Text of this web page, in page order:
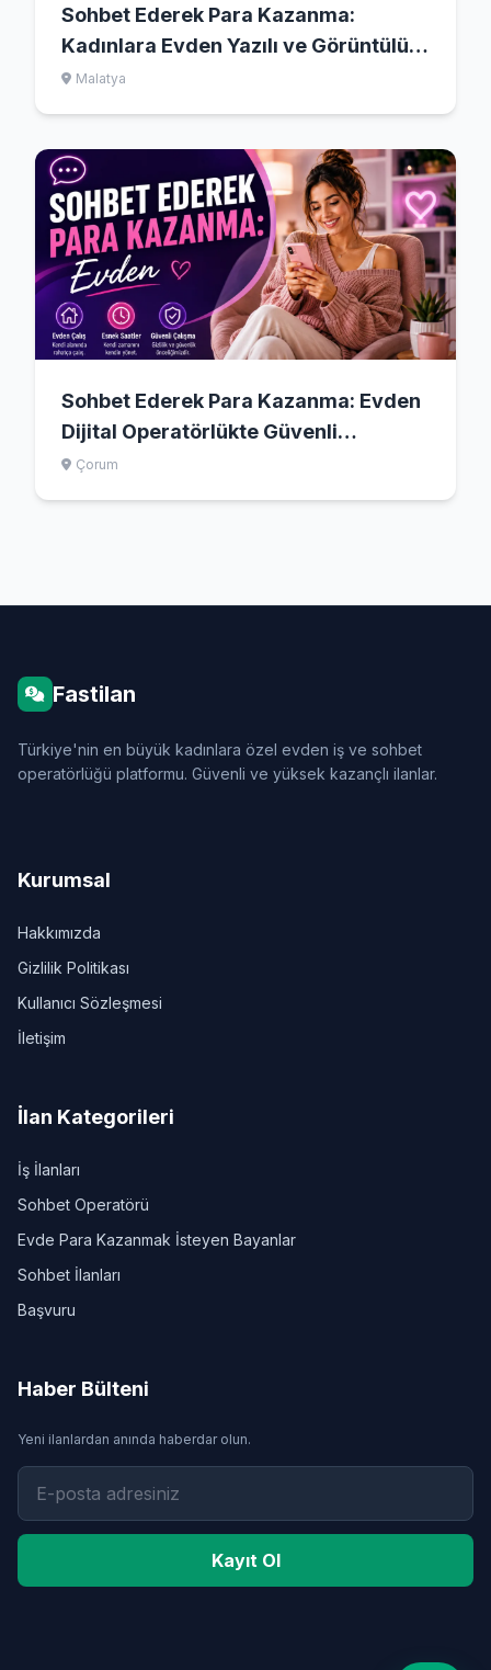
Sohbet Ederek Para Kazanma:
Kadınlara Evden Yazılı ve Görüntülü
Dijital Operatörlük Rehberi
Malatya
Sohbet Ederek Para Kazanma: Evden
Dijital Operatörlükte Güvenli
Başlangıç
Çorum
Fastilan
Türkiye'nin en büyük kadınlara özel evden iş ve sohbet
operatörlüğü platformu. Güvenli ve yüksek kazançlı ilanlar.
Kurumsal
Hakkımızda
Gizlilik Politikası
Kullanıcı Sözleşmesi
İletişim
İlan Kategorileri
İş İlanları
Sohbet Operatörü
Evde Para Kazanmak İsteyen Bayanlar
Sohbet İlanları
Başvuru
Haber Bülteni
Yeni ilanlardan anında haberdar olun.
Kayıt Ol